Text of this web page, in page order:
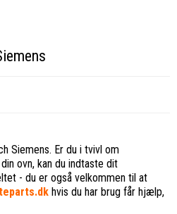
Siemens. Er du i tvivl om
ovn, kan du indtaste dit
- du er også velkommen til at
hvis du har brug får hjælp,